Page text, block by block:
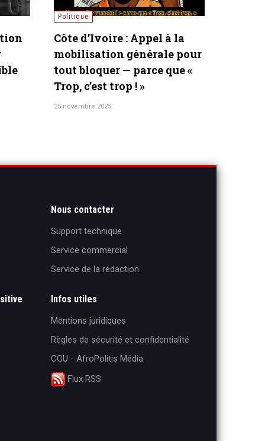
Poutine dit « Niet !
frappe Oreshnik sur
un choix pour la paix
Communiqués
[Communiqué]
#Victoire2025 : La
marche » pour la
Nous contacter
Support technique
Service commercial
Service de la rédaction
Infos utiles
Mentions juridiques
Règles de sécurité et confidentialité
CGU - AfroPolitis Média
Flux RSS